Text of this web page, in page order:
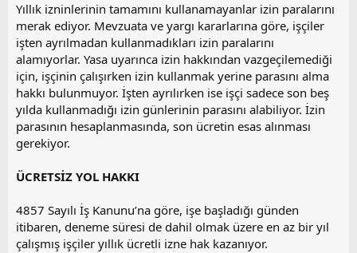
Yıllık izninlerinin tamamını kullanamayanlar izin paralarını
merak ediyor. Mevzuata ve yargı kararlarına göre, işçiler
işten ayrılmadan kullanmadıkları izin paralarını
alamıyorlar. Yasa uyarınca izin hakkından vazgeçilemediği
için, işçinin çalışırken izin kullanmak yerine parasını alma
hakkı bulunmuyor. İşten ayrılırken ise işçi sadece son beş
yılda kullanmadığı izin günlerinin parasını alabiliyor. İzin
parasının hesaplanmasında, son ücretin esas alınması
gerekiyor.
ÜCRETSİZ YOL HAKKI
4857 Sayılı İş Kanunu’na göre, işe başladığı günden
itibaren, deneme süresi de dahil olmak üzere en az bir yıl
çalışmış işçiler yıllık ücretli izne hak kazanıyor.